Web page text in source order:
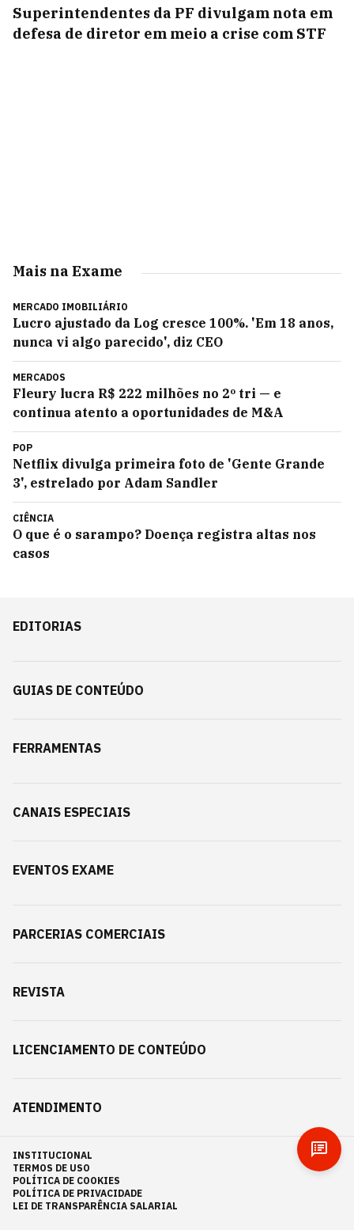
Superintendentes da PF divulgam nota em
defesa de diretor em meio a crise com STF
Mais na Exame
MERCADO IMOBILIÁRIO
Lucro ajustado da Log cresce 100%. 'Em 18 anos,
nunca vi algo parecido', diz CEO
MERCADOS
Fleury lucra R$ 222 milhões no 2º tri — e
continua atento a oportunidades de M&A
POP
Netflix divulga primeira foto de 'Gente Grande
3', estrelado por Adam Sandler
CIÊNCIA
O que é o sarampo? Doença registra altas nos
casos
EDITORIAS
GUIAS DE CONTEÚDO
FERRAMENTAS
CANAIS ESPECIAIS
EVENTOS EXAME
PARCERIAS COMERCIAIS
REVISTA
LICENCIAMENTO DE CONTEÚDO
ATENDIMENTO
INSTITUCIONAL
TERMOS DE USO
POLÍTICA DE COOKIES
POLÍTICA DE PRIVACIDADE
LEI DE TRANSPARÊNCIA SALARIAL